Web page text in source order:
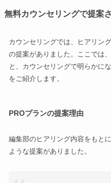
無料カウンセリングで提案
カウンセリングでは、ヒアリン
の提案がありました。ここでは
と、カウンセリングで明らかに
をご紹介します。
PROプランの提案理由
編集部のヒアリング内容をもと
ような提案がありました。